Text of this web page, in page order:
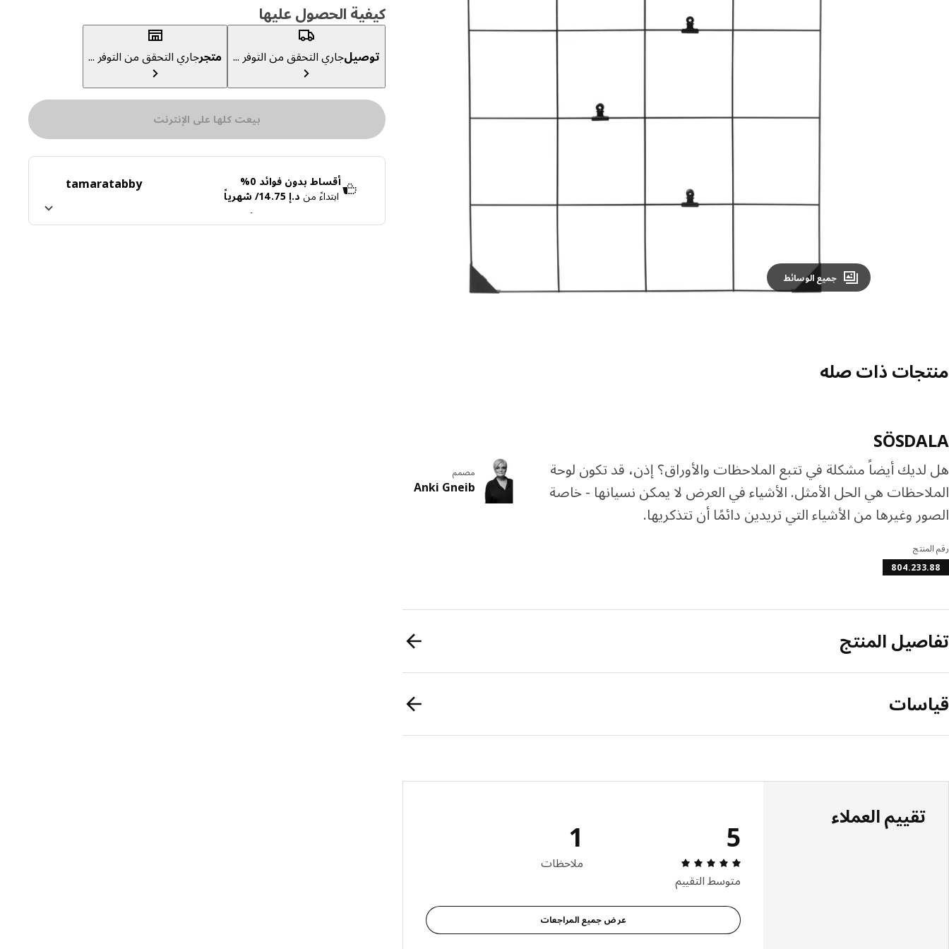
Image zoomed out, normal view
جميع الوسائط
كيفية الحصول عليها
توصيلجاري التحقق من التوفر ... متجرجاري التحقق من التوفر ...
بيعت كلها على الإنترنت
أقساط بدون فوائد 0%
ابتداءً من د.إ 14.75/ شهرياً
tabby
tamara
منتجات ذات صله
SÖSDALA
هل لديك أيضاً مشكلة في تتبع الملاحظات والأوراق؟ إذن، قد تكون لوحة
الملاحظات هي الحل الأمثل. الأشياء في العرض لا يمكن نسيانها - خاصة
الصور وغيرها من الأشياء التي تريدين دائمًا أن تتذكريها.
مصمم
Anki Gneib
رقم المنتج
804.233.88
تفاصيل المنتج
قياسات
تقييم العملاء
5
متوسط التقييم
1
ملاحظات
عرض جميع المراجعات